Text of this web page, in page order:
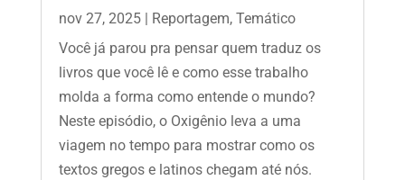
nov 27, 2025| Reportagem, Temático
Você já parou pra pensar quem traduz os
livros que você lê e como esse trabalho
molda a forma como entende o mundo?
Neste episódio, o Oxigênio leva a uma
viagem no tempo para mostrar como os
textos gregos e latinos chegam até nós.